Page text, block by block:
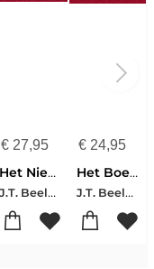
€ 27,95
Het Nieuwe Testament
J.T. Beelen
€ 24,95
Het Boek der Psalmen 1-75
J.T. Beelen